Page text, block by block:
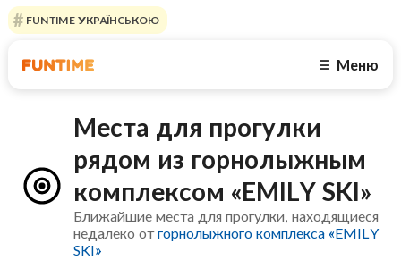
FUNTIME УКРАЇНСЬКОЮ
☰ Меню
Места для прогулки
рядом из горнолыжным
комплексом «EMILY SKI»
Ближайшие места для прогулки, находящиеся
недалеко отгорнолыжного комплекса «EMILY
SKI»